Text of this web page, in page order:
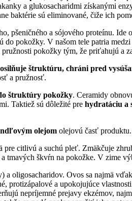
a glukosacharidmi získanými
sú eliminované, čiže ich
pšeničného a sójového proteínu.
pokožky. V našom tele patria
pokožky tým, že priťahujú a
štruktúru, chráni pred
a pružnosť.
štruktúry pokožky. Ceramidy
Taktiež sú dôležité pre hydratáciu a
olejom olejovú časť produktu.
pre citlivú a suchú pleť. Zmäkčuje
škvŕn na pokožke. V zime
a oligosacharidov. Ovos sa najmä
protizápalové a upokojujúce
nepríjemné prejavy ekzémov,